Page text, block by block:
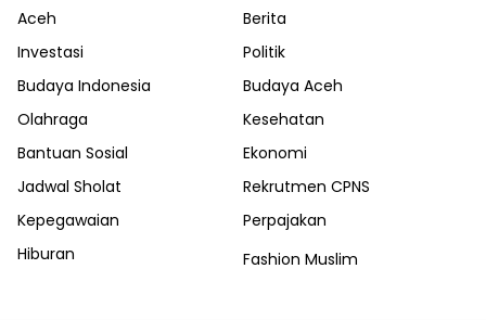
Aceh
Berita
Investasi
Politik
Budaya Indonesia
Budaya Aceh
Olahraga
Kesehatan
Bantuan Sosial
Ekonomi
Jadwal Sholat
Rekrutmen CPNS
Kepegawaian
Perpajakan
Hiburan
Fashion Muslim